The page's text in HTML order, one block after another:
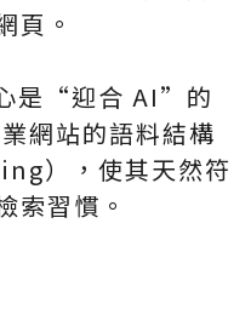
頁。
是“迎合 AI”的
網站的語料結構
），使其天然符
索習慣。